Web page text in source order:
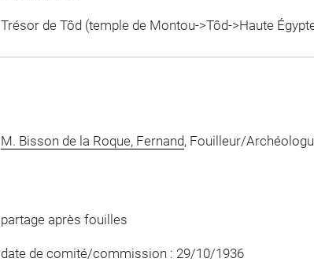
Trésor de Tôd (temple de Montou->Tôd->Haute
M. Bisson de la Roque, Fernand, Fouilleur/
partage après fouilles
date de comité/commission : 29/10/1936